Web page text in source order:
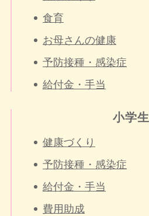
食育
お母さんの健康
予防接種・感染症
給付金・手当
小学生
健康づくり
予防接種・感染症
給付金・手当
費用助成